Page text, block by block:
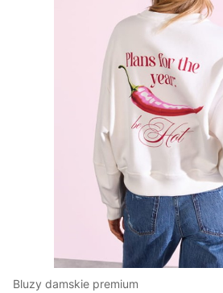
Bluzy damskie premium